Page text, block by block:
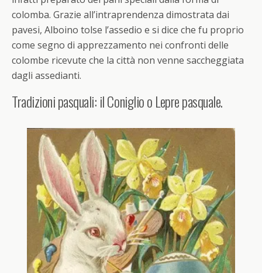
colomba. Grazie all’intraprendenza dimostrata dai
pavesi, Alboino tolse l’assedio e si dice che fu proprio
come segno di apprezzamento nei confronti delle
colombe ricevute che la città non venne saccheggiata
dagli assedianti.
Tradizioni pasquali: il Coniglio o Lepre pasquale.